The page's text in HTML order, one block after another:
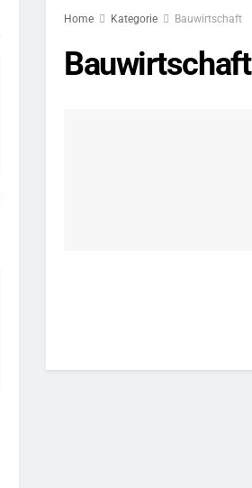
Home Kategorie Bauwirtschaft
Bauwirtschaft